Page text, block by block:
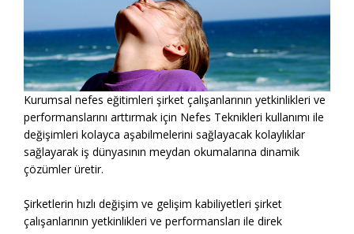
Kurumsal nefes eğitimleri şirket çalışanlarının yetkinlikleri ve
performanslarını arttırmak için Nefes Teknikleri kullanımı ile
değişimleri kolayca aşabilmelerini sağlayacak kolaylıklar
sağlayarak iş dünyasının meydan okumalarına dinamik
çözümler üretir.
Şirketlerin hızlı değişim ve gelişim kabiliyetleri şirket
çalışanlarının yetkinlikleri ve performansları ile direk